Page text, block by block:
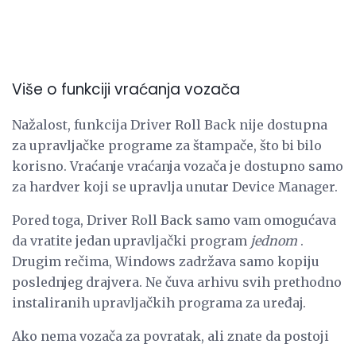
Više o funkciji vraćanja vozača
Nažalost, funkcija Driver Roll Back nije dostupna
za upravljačke programe za štampače, što bi bilo
korisno. Vraćanje vraćanja vozača je dostupno samo
za hardver koji se upravlja unutar Device Manager.
Pored toga, Driver Roll Back samo vam omogućava
da vratite jedan upravljački program jednom .
Drugim rečima, Windows zadržava samo kopiju
poslednjeg drajvera. Ne čuva arhivu svih prethodno
instaliranih upravljačkih programa za uređaj.
Ako nema vozača za povratak, ali znate da postoji